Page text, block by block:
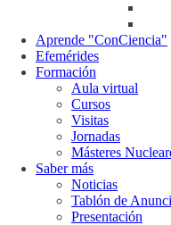
Aprende "ConCiencia"
Efemérides
Formación
Aula virtual
Cursos
Visitas
Jornadas
Másteres
Saber más
Noticias
Tablón de
Presentación